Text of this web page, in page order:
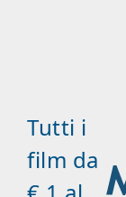
Tutti i
film da